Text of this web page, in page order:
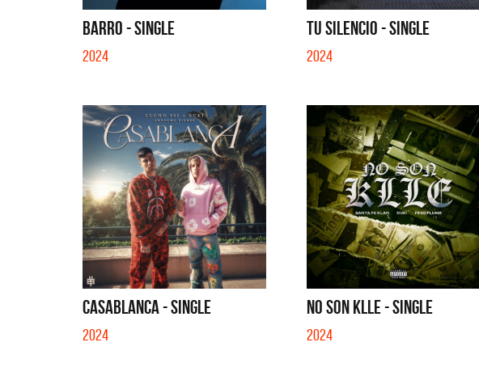
BARRO - SINGLE
2024
TU SILENCIO - SINGLE
2024
CASABLANCA - SINGLE
2024
NO SON KLLE - SINGLE
2024
La Muela y Sus Amigos
QUE NO SE MUELA LA MUELA - SINGLE